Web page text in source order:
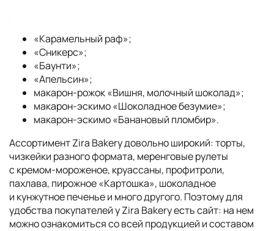
«Карамельный раф»;
«Сникерс»;
«Баунти»;
«Апельсин»;
макарон-рожок «Вишня, молочный шоколад»;
макарон-эскимо «Шоколадное безумие»;
макарон-эскимо «Банановый пломбир».
Ассортимент Zira Bakery довольно широкий: торты,
чизкейки разного формата, меренговые рулеты
с кремом-мороженое, круассаны, профитроли,
пахлава, пирожное «Картошка», шоколадное
и кунжутное печенье и много другого. Поэтому для
удобства покупателей у Zira Bakery есть сайт: на нем
можно ознакомиться со всей продукцией и составом